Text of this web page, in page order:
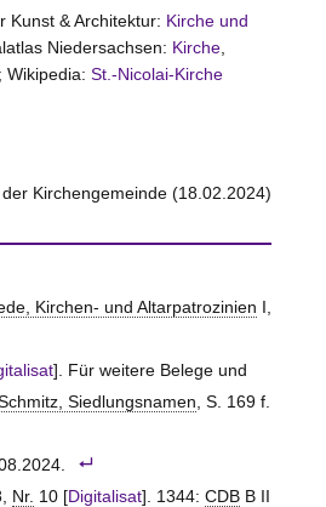
Kunst & Architektur: Kirche und
Niedersachsen: Kirche,
Wikipedia: St.-Nicolai-Kirche
der Kirchengemeinde (18.02.2024)
Kirchen- und Altarpatrozinien
]. Für weitere Belege und
Siedlungsnamen , S. 169 f.
Nr. 10 [Digitalisat]. 1344: CDBB II